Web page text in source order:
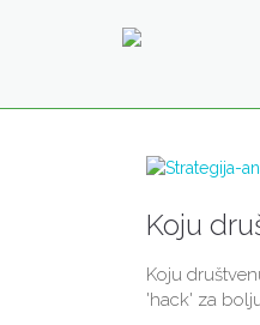
Koju
Koju
'hack' za